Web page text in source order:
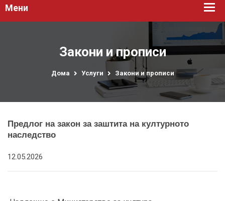
Мени
Закони и прописи
Дома Услуги Закони и прописи
Предлог на закон за заштита на културното
наследство
12.05.2026